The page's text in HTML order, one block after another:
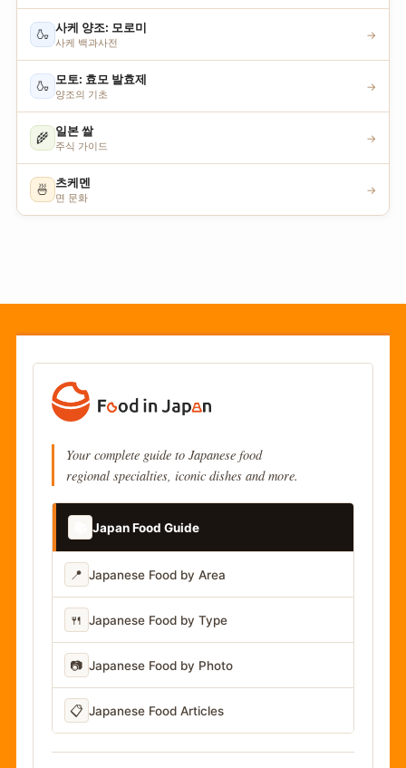
🍶 사케 양조: 모로미
사케 백과사전
→
🍶 모토: 효모 발효제
양조의 기초
→
🌾 일본 쌀
주식 가이드
→
🍜 츠케멘
면 문화
→
Your complete guide to Japanese food
regional specialties, iconic dishes and more.
Japan Food Guide
📍 Japanese Food by Area
🍴 Japanese Food by Type
📷 Japanese Food by Photo
📋 Japanese Food Articles